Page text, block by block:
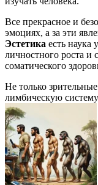
Все прекрасное и
эмоциях, а за эти
Эстетика есть наука
личностного роста и
соматического
Не только
лимбическую